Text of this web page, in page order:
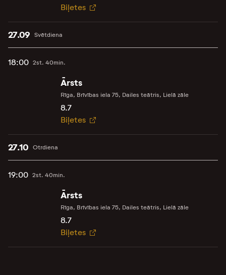
Biļetes
Svētdiena
27.09
18:00 2st. 40min.
Ārsts
Rīga, Brīvības iela 75, Dailes teātris, Lielā zāle
8.7
Biļetes
Otrdiena
27.10
19:00 2st. 40min.
Ārsts
Rīga, Brīvības iela 75, Dailes teātris, Lielā zāle
8.7
Biļetes